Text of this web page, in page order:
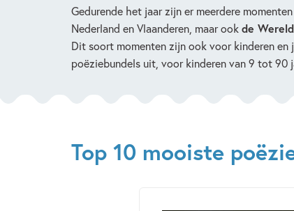
Gedurende het jaar zijn er meerdere
Nederland en Vlaanderen, maar ookde
Dit soort momenten zijn ook voor kinderen
poëziebundels uit, voor kinderen van 9 tot 90
Top 10 mooiste